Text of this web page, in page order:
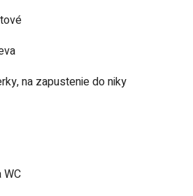
na zapustenie do niky
WC